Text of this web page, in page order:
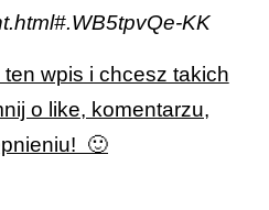
KK
ten wpis i chcesz takich
o like, komentarzu,
🙂